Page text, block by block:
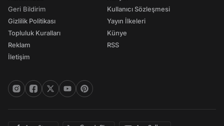
Geri Bildirim
Gizlilik Politikası
Topluluk Kuralları
Reklam
İletişim
Kullanıcı Sözleşmesi
Yayın İlkeleri
Künye
RSS